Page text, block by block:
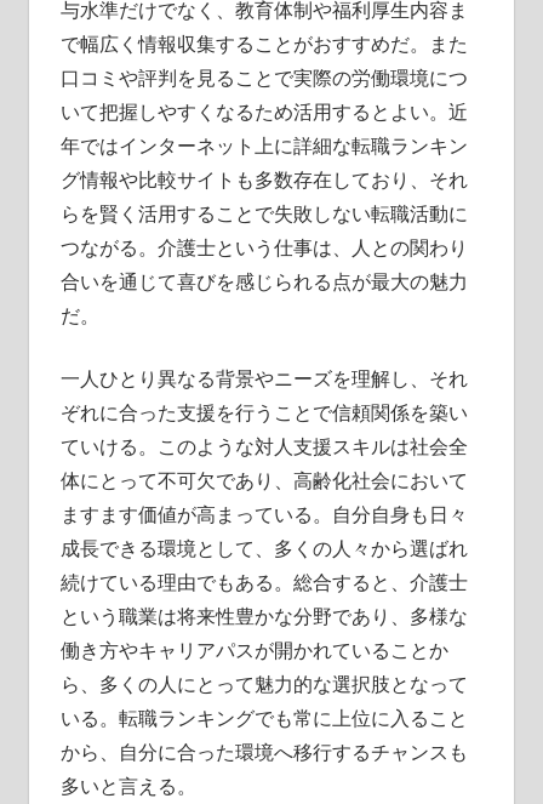
与水準だけでなく、教育体制や福利厚生内容ま
で幅広く情報収集することがおすすめだ。また
口コミや評判を見ることで実際の労働環境につ
いて把握しやすくなるため活用するとよい。近
年ではインターネット上に詳細な転職ランキン
グ情報や比較サイトも多数存在しており、それ
らを賢く活用することで失敗しない転職活動に
つながる。介護士という仕事は、人との関わり
合いを通じて喜びを感じられる点が最大の魅力
だ。
一人ひとり異なる背景やニーズを理解し、それ
ぞれに合った支援を行うことで信頼関係を築い
ていける。このような対人支援スキルは社会全
体にとって不可欠であり、高齢化社会において
ますます価値が高まっている。自分自身も日々
成長できる環境として、多くの人々から選ばれ
続けている理由でもある。総合すると、介護士
という職業は将来性豊かな分野であり、多様な
働き方やキャリアパスが開かれていることか
ら、多くの人にとって魅力的な選択肢となって
いる。転職ランキングでも常に上位に入ること
から、自分に合った環境へ移行するチャンスも
多いと言える。